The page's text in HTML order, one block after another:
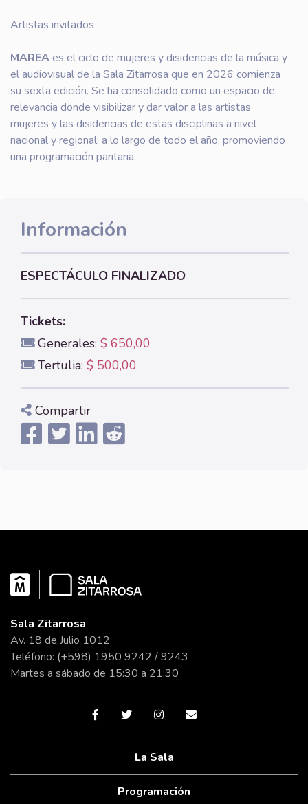
Artistas invitados
MAREAes el ciclo de mujeres y disidencias de la música y
el audiovisual de la Sala Zitarrosa que en 2026 comienza
su sexta edición. Se ha consolidado como un espacio de
relevancia donde visibilizar y dar valor a las artistas
mujeres y las disidencias de estas disciplinas a nivel
nacional y regional, a lo largo de todo el año, promoviendo
una programación paritaria.
Información
ESPECTÁCULO FINALIZADO
Tickets:
Generales: $ 650,00
Tertulia: $ 500,00
Compartir
Sala Zitarrosa
Av. 18 de Julio 1012
Teléfono: (+598) 1950 9242 / 9243
Martes a sábado de 15:30 a 21:30
La Sala
Programación